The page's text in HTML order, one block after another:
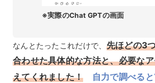
※実際のChat GPTの画面
なんとたったこれだけで、 先ほどの3
合わせた具体的な方法と、必要な
えてくれました！
自力で調べると